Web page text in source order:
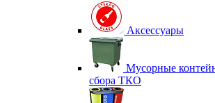
Аксессуары
Мусорные
сбора ТКО